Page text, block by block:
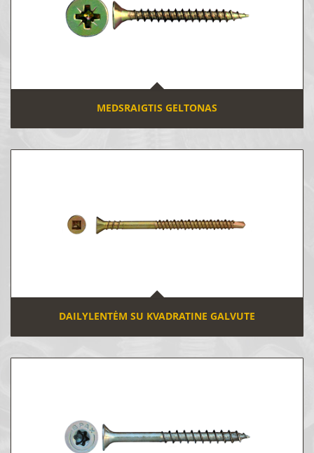
MEDSRAIGTIS GELTONAS
DAILYLENTĖM SU KVADRATINE GALVUTE